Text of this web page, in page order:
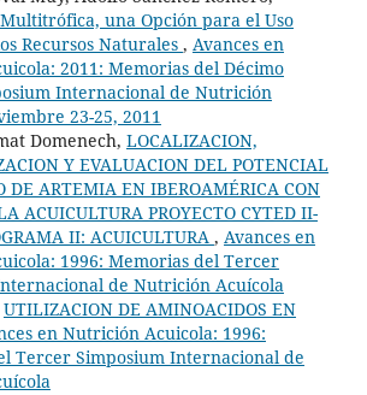
una Opción para el Uso
Recursos Naturales , Avances en
2011: Memorias del Décimo
Internacional de Nutrición
23-25, 2011
Domenech, LOCALIZACION,
Y EVALUACION DEL POTENCIAL
DE ARTEMIA EN IBEROAMÉRICA CON
ACUICULTURA PROYECTO CYTED II-
II: ACUICULTURA , Avances en
1996: Memorias del Tercer
de Nutrición Acuícola
UTILIZACION DE AMINOACIDOS EN
en Nutrición Acuicola: 1996:
Tercer Simposium Internacional de